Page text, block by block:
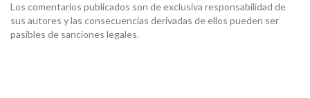
Los comentarios publicados son de exclusiva responsabilidad de
sus autores y las consecuencias derivadas de ellos pueden ser
pasibles de sanciones legales.